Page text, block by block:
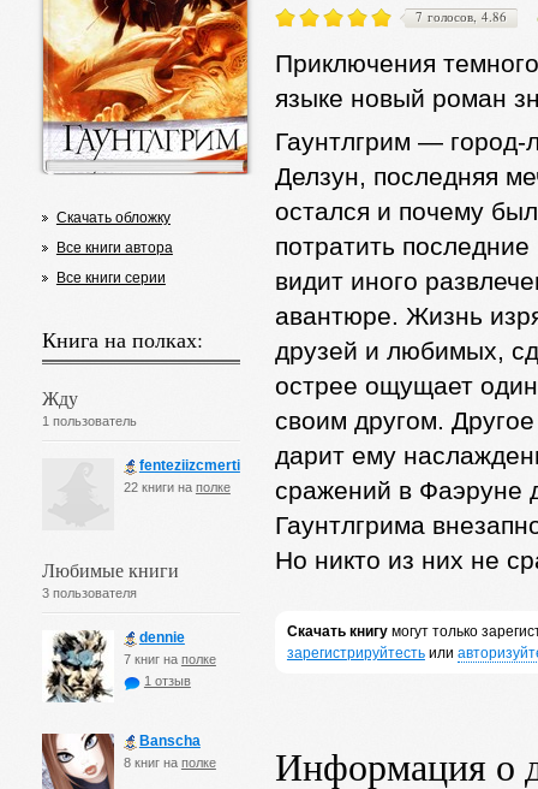
Скачать обложку
Все книги автора
Все книги серии
Книга на полках:
Жду
1 пользователь
fenteziizcmerti
22 книги на полке
Любимые книги
3 пользователя
dennie
7 книг на полке
1 отзыв
Banscha
8 книг на полке
7 голосов, 4.86
Приключения
языке новый роман
Гаунтлгрим — город-
Делзун, последняя
остался и почему
потратить
видит иного
авантюре. Жизнь
друзей и любимых,
острее ощущает
своим другом.
дарит ему
сражений в Фаэруне
Гаунтлгрима
Но никто из них не
Скачать книгумогут только
зарегистрируйтестьили
Информация о